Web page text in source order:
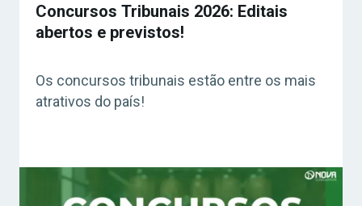
Concursos Tribunais 2026: Editais
abertos e previstos!
Os concursos tribunais estão entre os mais
atrativos do país!